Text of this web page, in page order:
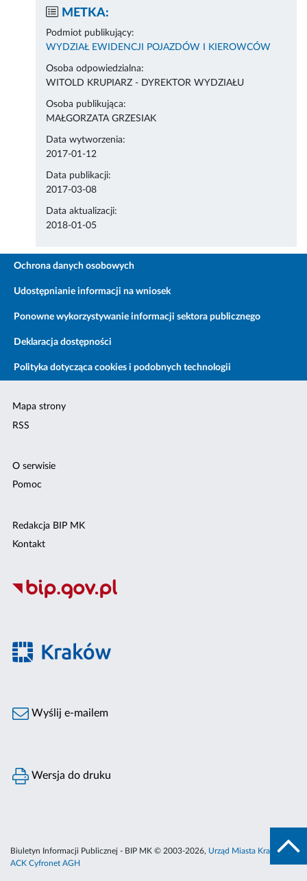
METKA:
Podmiot publikujący:
WYDZIAŁ EWIDENCJI POJAZDÓW I KIEROWCÓW
Osoba odpowiedzialna:
WITOLD KRUPIARZ - DYREKTOR WYDZIAŁU
Osoba publikująca:
MAŁGORZATA GRZESIAK
Data wytworzenia:
2017-01-12
Data publikacji:
2017-03-08
Data aktualizacji:
2018-01-05
Ochrona danych osobowych
Udostępnianie informacji na wniosek
Ponowne wykorzystywanie informacji sektora publicznego
Deklaracja dostępności
Polityka dotycząca cookies i podobnych technologii
Mapa strony
RSS
O serwisie
Pomoc
Redakcja BIP MK
Kontakt
Wyślij e-mailem
Wersja do druku
Biuletyn Informacji Publicznej - BIP MK © 2003-2026, Urząd Miasta Krakowa
ACK Cyfronet AGH